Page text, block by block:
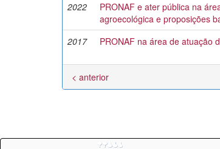
2022
PRONAF e ater pública na
agroecológica e proposições
2017
PRONAF na área de atuação
< anterior